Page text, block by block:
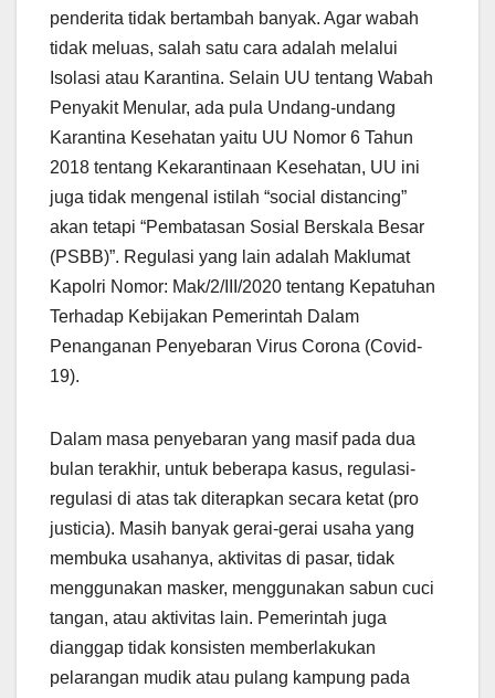
penderita tidak bertambah banyak. Agar wabah
tidak meluas, salah satu cara adalah melalui
Isolasi atau Karantina. Selain UU tentang Wabah
Penyakit Menular, ada pula Undang-undang
Karantina Kesehatan yaitu UU Nomor 6 Tahun
2018 tentang Kekarantinaan Kesehatan, UU ini
juga tidak mengenal istilah “social distancing”
akan tetapi “Pembatasan Sosial Berskala Besar
(PSBB)”. Regulasi yang lain adalah Maklumat
Kapolri Nomor: Mak/2/III/2020 tentang Kepatuhan
Terhadap Kebijakan Pemerintah Dalam
Penanganan Penyebaran Virus Corona (Covid-
19).
Dalam masa penyebaran yang masif pada dua
bulan terakhir, untuk beberapa kasus, regulasi-
regulasi di atas tak diterapkan secara ketat (pro
justicia). Masih banyak gerai-gerai usaha yang
membuka usahanya, aktivitas di pasar, tidak
menggunakan masker, menggunakan sabun cuci
tangan, atau aktivitas lain. Pemerintah juga
dianggap tidak konsisten memberlakukan
pelarangan mudik atau pulang kampung pada